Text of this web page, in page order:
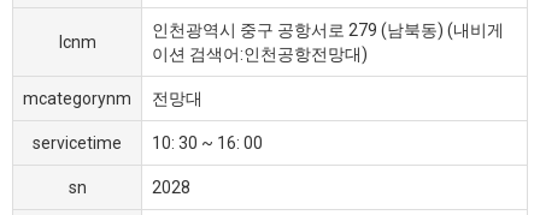
lcnm
인천광역시 중구 공항서로 279 (남북동) (내비게
이션 검색어:인천공항전망대)
mcategorynm 전망대
servicetime 10: 30 ~ 16: 00
sn 2028